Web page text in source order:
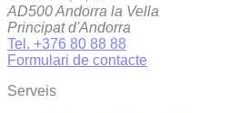
AD500 Andorra la Vella
Principat d'Andorra
Tel. +376 80 88 88
Formulari de contacte
Serveis